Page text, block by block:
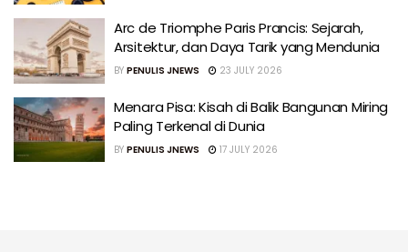
Arc de Triomphe Paris Prancis: Sejarah,
Arsitektur, dan Daya Tarik yang Mendunia
BY PENULIS JNEWS 23 JULY 2026
Menara Pisa: Kisah di Balik Bangunan Miring
Paling Terkenal di Dunia
BY PENULIS JNEWS 17 JULY 2026